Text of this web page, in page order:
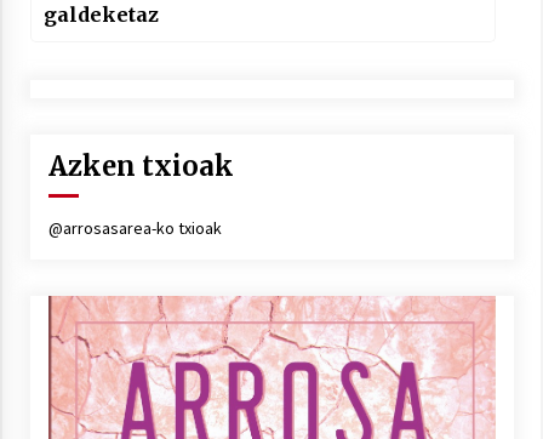
galdeketaz
Azken txioak
@arrosasarea-ko txioak